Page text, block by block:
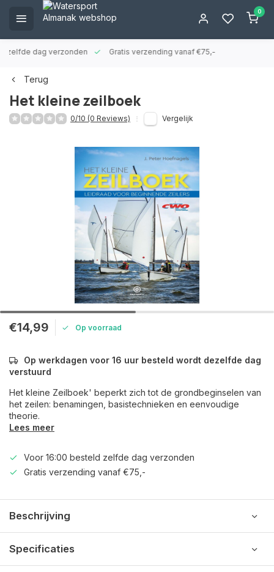
0
zelfde dag verzonden Gratis verzending vanaf €75,-
Terug
Het kleine zeilboek
0/10 (0 Reviews) Vergelijk
€14,99 Op voorraad
Op werkdagen voor 16 uur besteld wordt dezelfde dag
verstuurd
Het kleine Zeilboek' beperkt zich tot de grondbeginselen van
het zeilen: benamingen, basistechnieken en eenvoudige
theorie.
Lees meer
Voor 16:00 besteld zelfde dag verzonden
Gratis verzending vanaf €75,-
Beschrijving
Specificaties